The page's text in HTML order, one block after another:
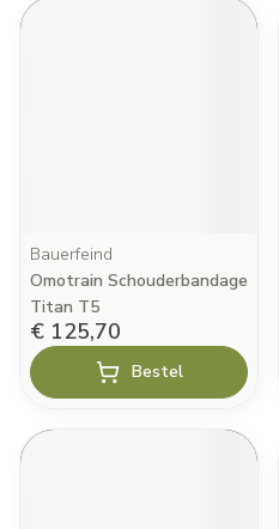
Bauerfeind
Omotrain Schouderbandage
Titan T5
€ 125,70
Bestel